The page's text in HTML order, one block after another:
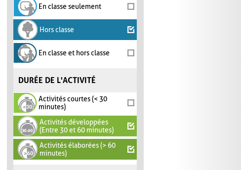
En classe seulement
Hors classe
En classe et hors classe
DURÉE DE L'ACTIVITÉ
Activités courtes (< 30
minutes)
Activités développées
(Entre 30 et 60 minutes)
Activités élaborées (> 60
minutes)